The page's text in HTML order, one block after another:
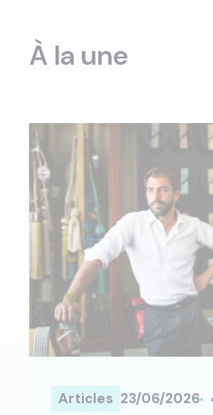
À la une
Articles 23/06/2026